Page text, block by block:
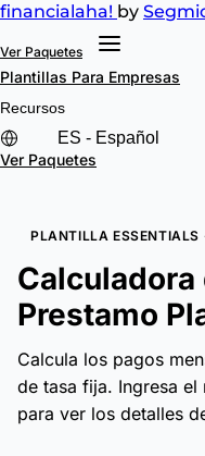
financialaha! by
Ver Paquetes
Plantillas Para Empresas
Recursos
Ver Paquetes
PLANTILLA ESSENTIALS
Calculadora
Prestamo
Calcula los pagos
de tasa fija. Ingresa
para ver los detalles